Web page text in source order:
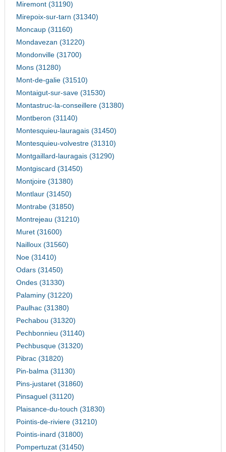
Miremont (31190)
Mirepoix-sur-tarn (31340)
Moncaup (31160)
Mondavezan (31220)
Mondonville (31700)
Mons (31280)
Mont-de-galie (31510)
Montaigut-sur-save (31530)
Montastruc-la-conseillere (31380)
Montberon (31140)
Montesquieu-lauragais (31450)
Montesquieu-volvestre (31310)
Montgaillard-lauragais (31290)
Montgiscard (31450)
Montjoire (31380)
Montlaur (31450)
Montrabe (31850)
Montrejeau (31210)
Muret (31600)
Nailloux (31560)
Noe (31410)
Odars (31450)
Ondes (31330)
Palaminy (31220)
Paulhac (31380)
Pechabou (31320)
Pechbonnieu (31140)
Pechbusque (31320)
Pibrac (31820)
Pin-balma (31130)
Pins-justaret (31860)
Pinsaguel (31120)
Plaisance-du-touch (31830)
Pointis-de-riviere (31210)
Pointis-inard (31800)
Pompertuzat (31450)